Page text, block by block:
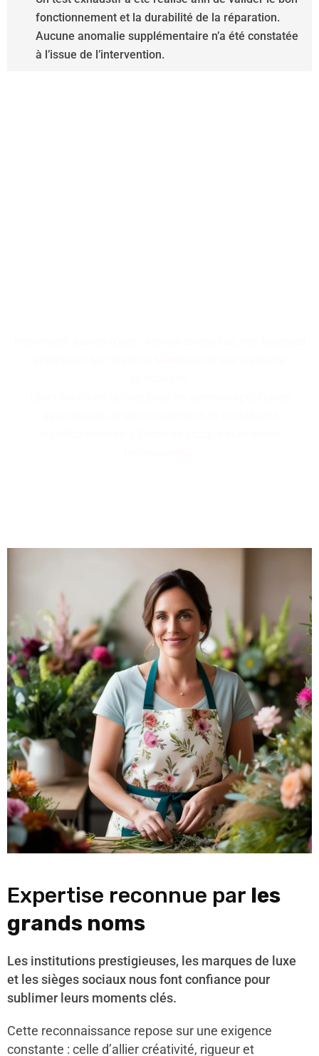
fonctionnement et la durabilité de la réparation.
Aucune anomalie supplémentaire n’a été constatée
à l’issue de l’intervention.
Expertise reconnue par les
grands noms
Les institutions prestigieuses, les marques de luxe
et les sièges sociaux nous font confiance pour
sublimer leurs moments clés.
Cette reconnaissance repose sur une exigence
constante : celle d’allier créativité, rigueur et